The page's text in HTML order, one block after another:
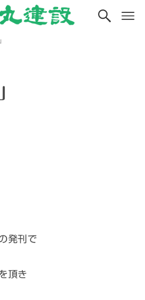
発刊で
頂き